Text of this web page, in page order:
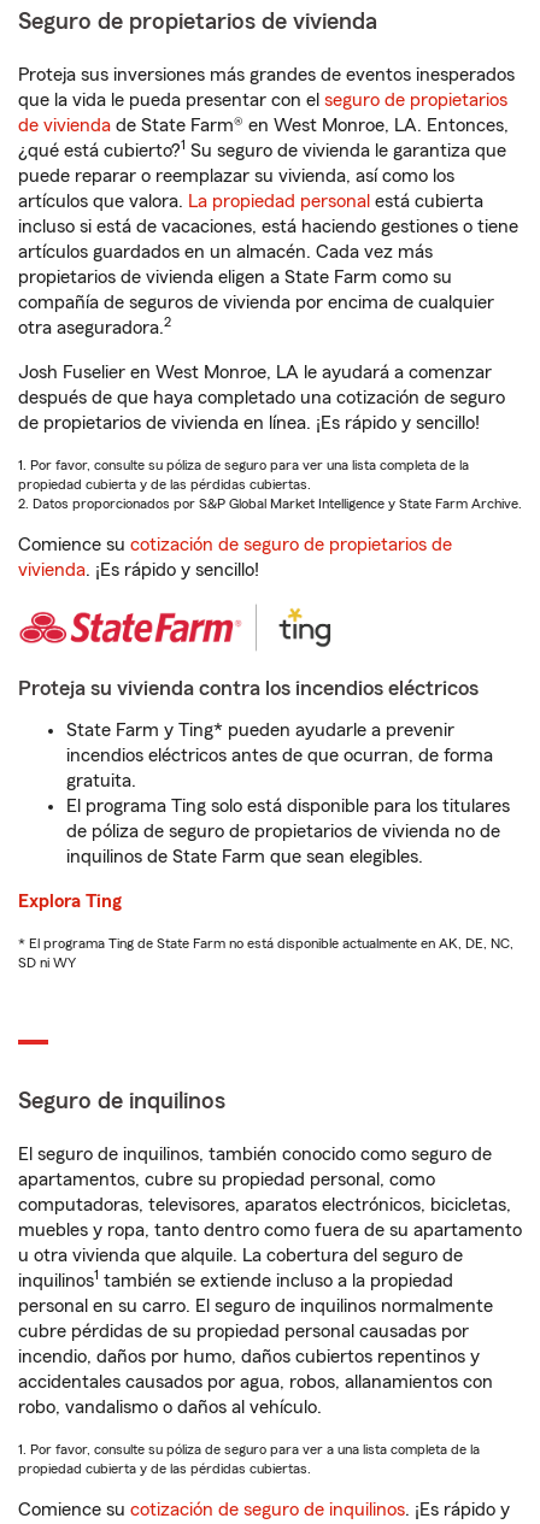
Seguro de propietarios de vivienda
Proteja sus inversiones más grandes de eventos inesperados
que la vida le pueda presentar con el seguro de propietarios
de vivienda de State Farm® en West Monroe, LA. Entonces,
¿qué está cubierto?1 Su seguro de vivienda le garantiza que
puede reparar o reemplazar su vivienda, así como los
artículos que valora. La propiedad personal está cubierta
incluso si está de vacaciones, está haciendo gestiones o tiene
artículos guardados en un almacén. Cada vez más
propietarios de vivienda eligen a State Farm como su
compañía de seguros de vivienda por encima de cualquier
otra aseguradora.2
Josh Fuselier en West Monroe, LA le ayudará a comenzar
después de que haya completado una cotización de seguro
de propietarios de vivienda en línea. ¡Es rápido y sencillo!
1. Por favor, consulte su póliza de seguro para ver una lista completa de la
propiedad cubierta y de las pérdidas cubiertas.
2. Datos proporcionados por S&P Global Market Intelligence y State Farm Archive.
Comience su cotización de seguro de propietarios de
vivienda. ¡Es rápido y sencillo!
Proteja su vivienda contra los incendios eléctricos
State Farm y Ting* pueden ayudarle a prevenir
incendios eléctricos antes de que ocurran, de forma
gratuita.
El programa Ting solo está disponible para los titulares
de póliza de seguro de propietarios de vivienda no de
inquilinos de State Farm que sean elegibles.
Explora Ting
* El programa Ting de State Farm no está disponible actualmente en AK, DE, NC,
SD ni WY
Seguro de inquilinos
El seguro de inquilinos, también conocido como seguro de
apartamentos, cubre su propiedad personal, como
computadoras, televisores, aparatos electrónicos, bicicletas,
muebles y ropa, tanto dentro como fuera de su apartamento
u otra vivienda que alquile. La cobertura del seguro de
inquilinos1 también se extiende incluso a la propiedad
personal en su carro. El seguro de inquilinos normalmente
cubre pérdidas de su propiedad personal causadas por
incendio, daños por humo, daños cubiertos repentinos y
accidentales causados por agua, robos, allanamientos con
robo, vandalismo o daños al vehículo.
1. Por favor, consulte su póliza de seguro para ver a una lista completa de la
propiedad cubierta y de las pérdidas cubiertas.
Comience su cotización de seguro de inquilinos. ¡Es rápido y